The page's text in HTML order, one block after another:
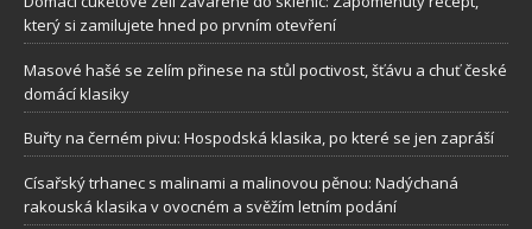
který si zamilujete hned po prvním otevření
Masové hašé se zelím přinese na stůl poctivost, šťávu a chuť české
domácí klasiky
Buřty na černém pivu: Hospodská klasika, po které se jen zapráší
Císařský trhanec s malinami a malinovou pěnou: Nadýchaná
rakouská klasika v ovocném a svěžím letním podání